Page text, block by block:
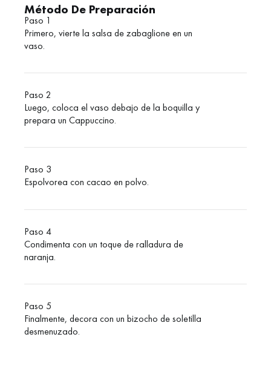
Método De Preparación
Paso 1
Primero, vierte la salsa de zabaglione en un
vaso.
Paso 2
Luego, coloca el vaso debajo de la boquilla y
prepara un Cappuccino.
Paso 3
Espolvorea con cacao en polvo.
Paso 4
Condimenta con un toque de ralladura de
naranja.
Paso 5
Finalmente, decora con un bizocho de soletilla
desmenuzado.